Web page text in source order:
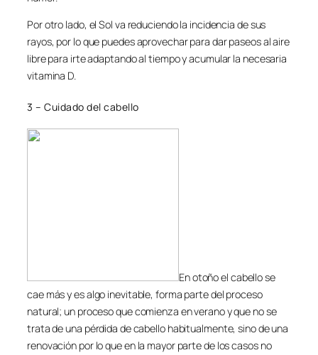
Por otro lado, el Sol va reduciendo la incidencia de sus
rayos, por lo que puedes aprovechar para dar paseos al aire
libre para irte adaptando al tiempo y acumular la necesaria
vitamina D.
3 – Cuidado del cabello
En otoño el cabello se
cae más y es algo inevitable, forma parte del proceso
natural; un proceso que comienza en verano y que no se
trata de una pérdida de cabello habitualmente, sino de una
renovación por lo que en la mayor parte de los casos no